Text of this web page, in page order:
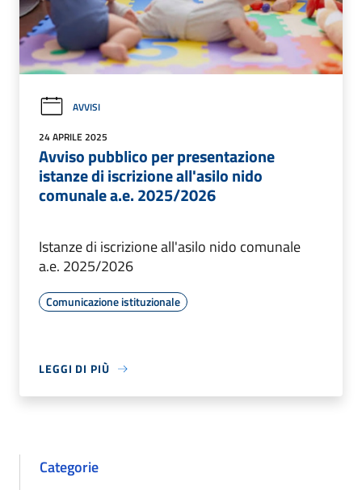
AVVISI
24 APRILE 2025
Avviso pubblico per presentazione
istanze di iscrizione all'asilo nido
comunale a.e. 2025/2026
Istanze di iscrizione all'asilo nido comunale
a.e. 2025/2026
Comunicazione istituzionale
LEGGI DI PIÙ
Categorie